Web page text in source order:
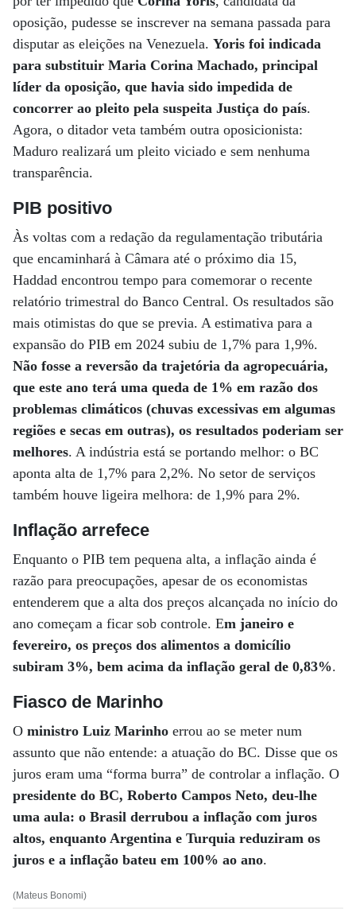
oposição, pudesse se inscrever na semana passada para
disputar as eleições na Venezuela. Yoris foi indicada
para substituir Maria Corina Machado, principal
líder da oposição, que havia sido impedida de
concorrer ao pleito pela suspeita Justiça do país.
Agora, o ditador veta também outra oposicionista:
Maduro realizará um pleito viciado e sem nenhuma
transparência.
PIB positivo
Às voltas com a redação da regulamentação tributária
que encaminhará à Câmara até o próximo dia 15,
Haddad encontrou tempo para comemorar o recente
relatório trimestral do Banco Central. Os resultados são
mais otimistas do que se previa. A estimativa para a
expansão do PIB em 2024 subiu de 1,7% para 1,9%.
Não fosse a reversão da trajetória da agropecuária,
que este ano terá uma queda de 1% em razão dos
problemas climáticos (chuvas excessivas em algumas
regiões e secas em outras), os resultados poderiam ser
melhores. A indústria está se portando melhor: o BC
aponta alta de 1,7% para 2,2%. No setor de serviços
também houve ligeira melhora: de 1,9% para 2%.
Inflação arrefece
Enquanto o PIB tem pequena alta, a inflação ainda é
razão para preocupações, apesar de os economistas
entenderem que a alta dos preços alcançada no início do
ano começam a ficar sob controle. Em janeiro e
fevereiro, os preços dos alimentos a domicílio
subiram 3%, bem acima da inflação geral de 0,83%.
Fiasco de Marinho
O ministro Luiz Marinho errou ao se meter num
assunto que não entende: a atuação do BC. Disse que os
juros eram uma “forma burra” de controlar a inflação. O
presidente do BC, Roberto Campos Neto, deu-lhe
uma aula: o Brasil derrubou a inflação com juros
altos, enquanto Argentina e Turquia reduziram os
juros e a inflação bateu em 100% ao ano.
(Mateus Bonomi)